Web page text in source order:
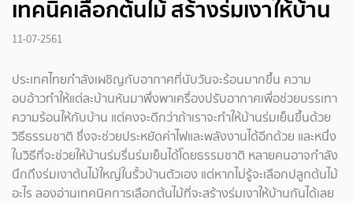
เทคนิคเลือกต้นไม้ สร้างร่มเงาให้บ้าน
11-07-2561
ประเทศไทยกำลังเผชิญกับอากาศที่นับวันจะร้อนมากขึ้น ความ
อบอ้าวทำให้แต่ละบ้านหันมาพึ่งพาเครื่องปรับอากาศเพื่อช่วยบรรเทา
ความร้อนให้กับบ้าน แต่คงจะดีกว่าถ้าเราจะทำให้บ้านร่มเย็นขึ้นด้วย
วิธีธรรมชาติ ซึ่งจะช่วยประหยัดค่าไฟและพลังงานได้อีกด้วย และหนึ่ง
ในวิธีที่จะช่วยให้บ้านร่มรื่นร่มเย็นได้โดยธรรมชาติ หลายคนอาจกำลัง
นึกถึงร่มเงาต้นไม้ใหญ่ในรั้วบ้านตัวเอง แต่หากไม่รู้จะเลือกปลูกต้นไม้
อะไร ลองอ่านเทคนิคการเลือกต้นไม้ที่จะสร้างร่มเงาให้บ้านกันได้เลย